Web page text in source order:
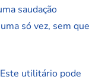
saudação
só vez, sem que
utilitário pode